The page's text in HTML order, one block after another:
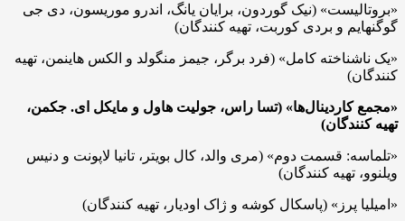
«بروتالیست» (نیک گوردون، برایان یانگ، اندرو موریسون، دی جی
گوگنهایم و بردی کوربت، تهیه کنندگان)
«یک ناشناخته کامل» (فرد برگر، جیمز منگولد و الکس هاینمن، تهیه
کنندگان)
«مجمع کاردینال‌ها» (تسا راس، جولیت هاول و مایکل ای. جکمن،
تهیه کنندگان)
«تلماسه: قسمت دوم» (مری والد، کال بویتر، تانیا لاپونت و دنیس
ویلنوو، تهیه کنندگان)
«امیلیا پرز» (پاسکال کوشه و ژاک اودیار، تهیه کنندگان)